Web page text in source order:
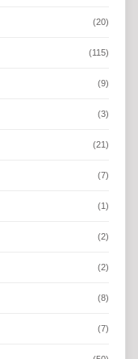
(20)
(115)
(9)
(3)
(21)
(7)
(1)
(2)
(2)
(8)
(7)